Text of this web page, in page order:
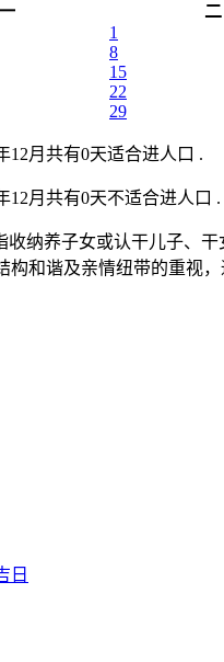
二
1
8
15
22
29
12月共有0天适合进人口 .
12月共有0天不适合进人口 .
收纳养子女或认干儿子、
和谐及亲情纽带的重视
日